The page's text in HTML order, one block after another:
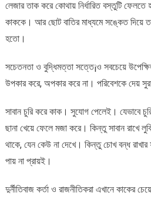
লেজার তাক করে কোথায় নির্ধারিত বস্তুটি ফেলতে
কাককে। আর ছোট বাতির মাধ্যমে সঙ্কেত দিয়ে
হতো।
সচেতনতা ও বুদ্ধিমত্তা সত্তে¡ও সবচেয়ে
উপকার করে, অপকার করে না। পরিবেশকে দেয়
সাবান চুরি করে কাক। সুযোগ পেলেই। যেভাবে
ছানা খেয়ে ফেলে মজা করে। কিন্তু সাবান রাখে
থাকে, যেন কেউ না দেখে। কিন্তু চোখ বন্ধ
পায় না প্রায়ই।
দুর্নীতিবাজ কর্তা ও রাজনীতিকরা এখানে কাকের